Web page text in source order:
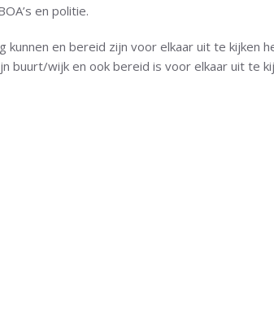
en politie.
en bereid zijn voor elkaar uit te kijken
buurt/wijk en ook bereid is voor elkaar uit te